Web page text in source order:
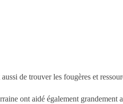
de trouver les fougères et
ont aidé également